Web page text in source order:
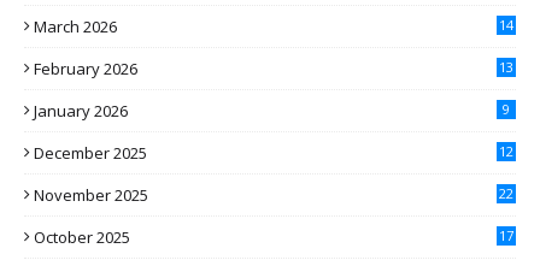
March 2026 14
February 2026 13
January 2026 9
December 2025 12
November 2025 22
October 2025 17